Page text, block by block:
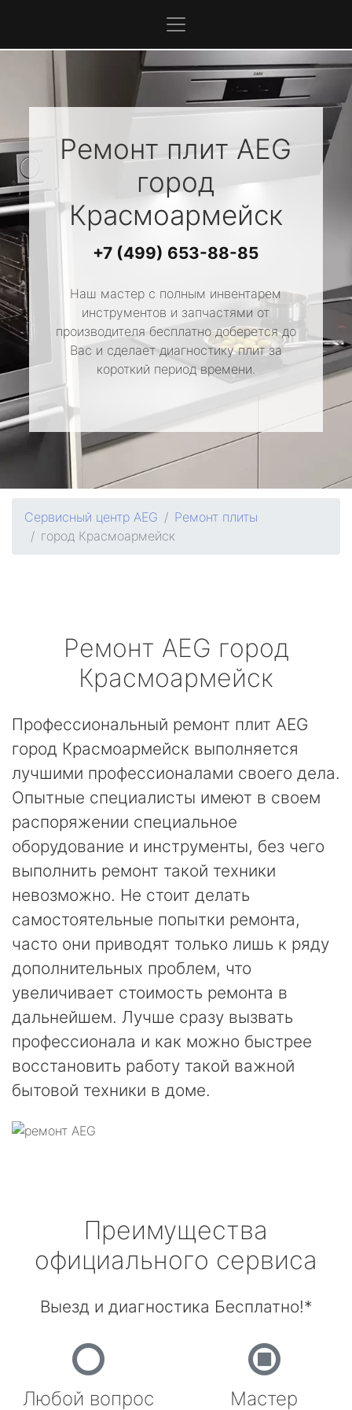
Ремонт плитAEG
город
Красмоармейск
+7 (499) 653-88-85
Наш мастер с полным инвентарем
инструментов и запчастями от
производителя бесплатно доберется до
Вас и сделает диагностику плит за
короткий период времени.
Сервисный центр AEG
Ремонт плиты
город Красмоармейск
Ремонт AEG город
Красмоармейск
Профессиональный ремонт плит AEG
город Красмоармейск выполняется
лучшими профессионалами своего дела.
Опытные специалисты имеют в своем
распоряжении специальное
оборудование и инструменты, без чего
выполнить ремонт такой техники
невозможно. Не стоит делать
самостоятельные попытки ремонта,
часто они приводят только лишь к ряду
дополнительных проблем, что
увеличивает стоимость ремонта в
дальнейшем. Лучше сразу вызвать
профессионала и как можно быстрее
восстановить работу такой важной
бытовой техники в доме.
Преимущества
официального сервиса
Выезд и диагностика Бесплатно!*
Любой вопрос
Мастер